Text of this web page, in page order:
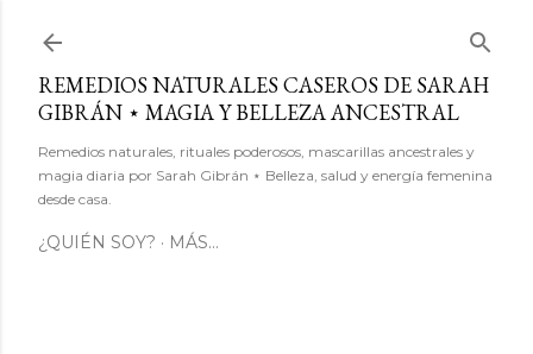
REMEDIOS NATURALES CASEROS DE SARAH
GIBRÁN ⋆ MAGIA Y BELLEZA ANCESTRAL
Remedios naturales, rituales poderosos, mascarillas ancestrales y
magia diaria por Sarah Gibrán ⋆ Belleza, salud y energía femenina
desde casa.
¿QUIÉN SOY? MÁS…